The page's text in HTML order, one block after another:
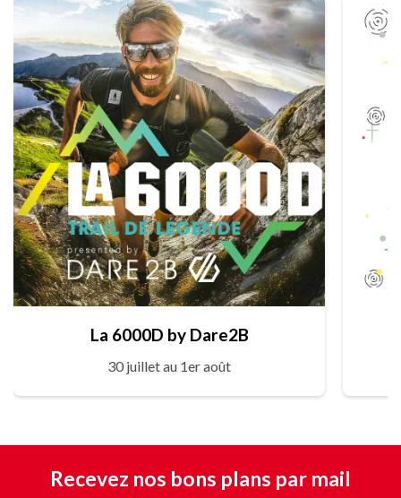
La 6000D by Dare2B
30 juillet au 1er août
Recevez nos bons plans par mail